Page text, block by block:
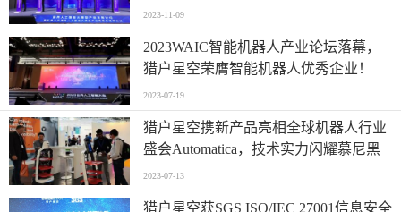
业签约
2023-11-09
2023WAIC智能机器人产业论坛落幕，
猎户星空荣膺智能机器人优秀企业！
2023-07-19
猎户星空携新产品亮相全球机器人行业
盛会Automatica，技术实力闪耀慕尼黑
2023-07-13
猎户星空获SGS ISO/IEC 27001信息安全